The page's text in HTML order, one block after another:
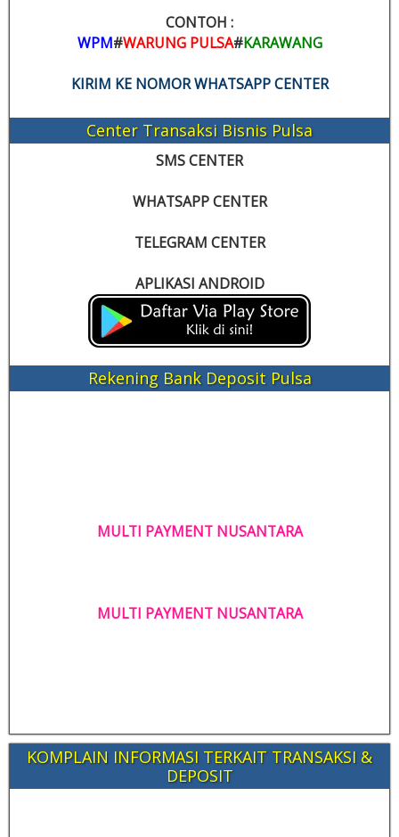
CONTOH :
WPM#WARUNG PULSA#KARAWANG
KIRIM KE NOMOR WHATSAPP CENTER
Center Transaksi Bisnis Pulsa
SMS CENTER
WHATSAPP CENTER
TELEGRAM CENTER
APLIKASI ANDROID
Rekening Bank Deposit Pulsa
MULTI PAYMENT NUSANTARA
MULTI PAYMENT NUSANTARA
KOMPLAIN INFORMASI TERKAIT TRANSAKSI &
DEPOSIT